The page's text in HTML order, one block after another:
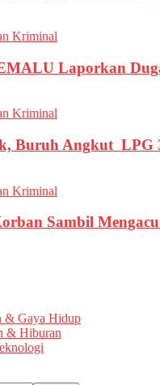
Kriminal
Laporkan
Kriminal
Buruh Angkut LPG
Kriminal
Sambil
& Gaya Hidup
& Hiburan